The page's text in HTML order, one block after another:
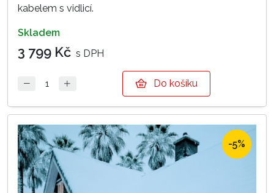
kabelem s vidlicí.
skladem
3 799 Kč s DPH
Do košíku
-5%